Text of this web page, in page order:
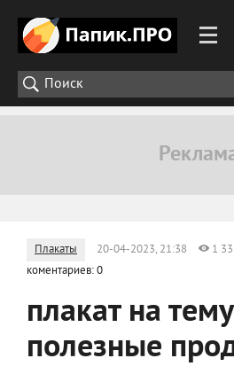
Плакаты 20-04-2023, 21:38 1
коментариев: 0
плакат на тему
полезные